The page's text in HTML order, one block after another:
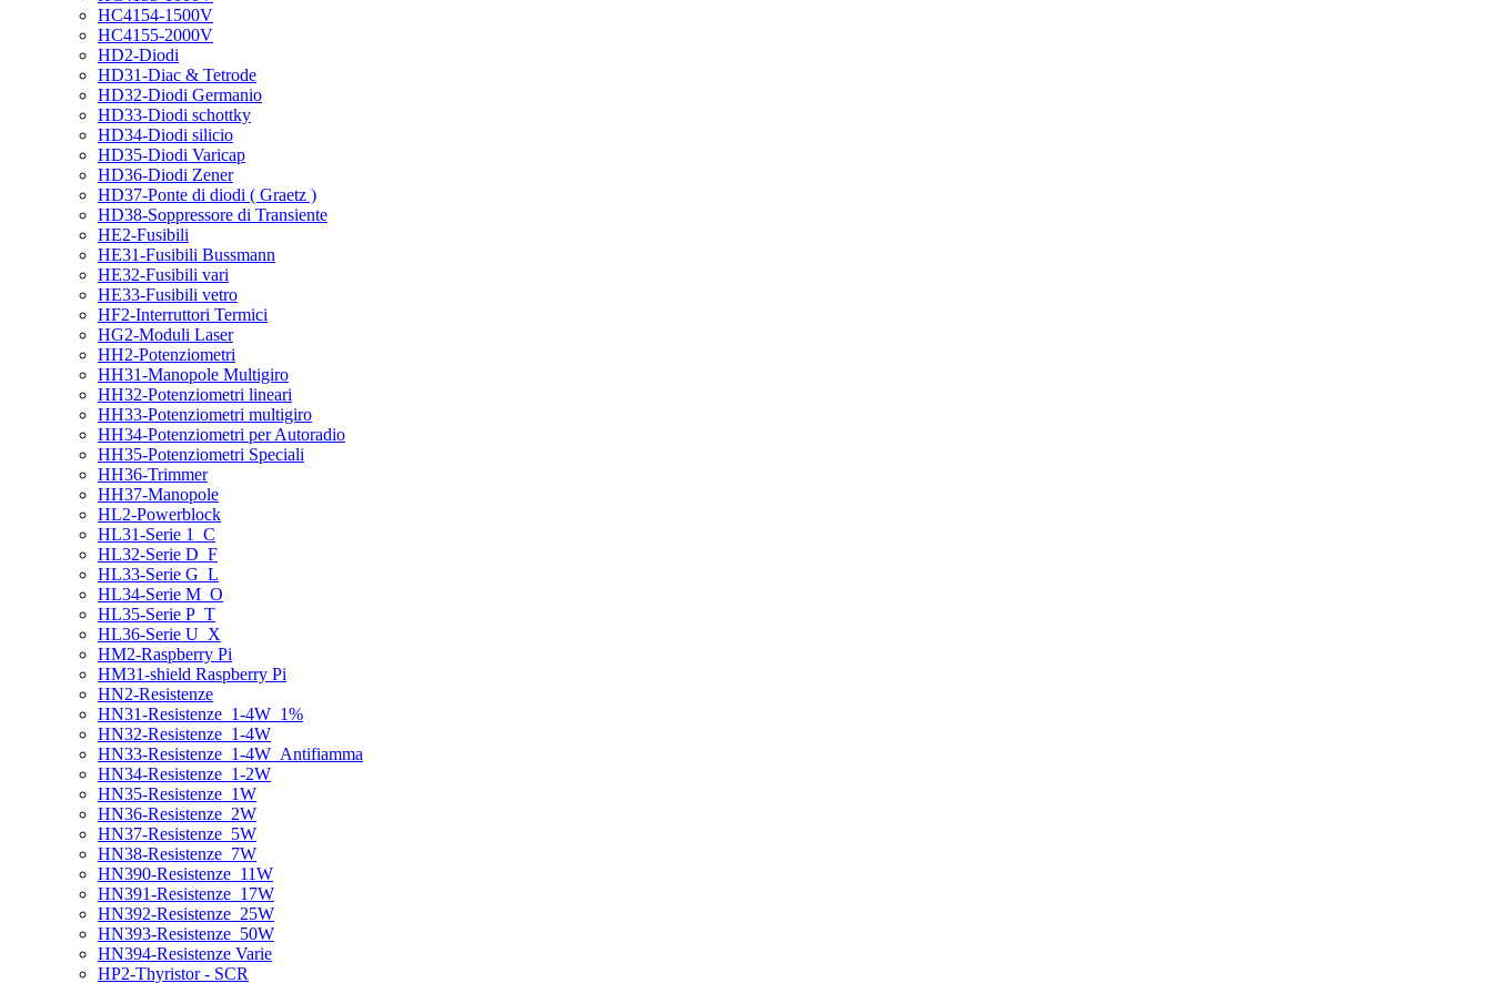
HC4154-1500V
HC4155-2000V
HD2-Diodi
HD31-Diac & Tetrode
HD32-Diodi Germanio
HD33-Diodi schottky
HD34-Diodi silicio
HD35-Diodi Varicap
HD36-Diodi Zener
HD37-Ponte di diodi ( Graetz )
HD38-Soppressore di Transiente
HE2-Fusibili
HE31-Fusibili Bussmann
HE32-Fusibili vari
HE33-Fusibili vetro
HF2-Interruttori Termici
HG2-Moduli Laser
HH2-Potenziometri
HH31-Manopole Multigiro
HH32-Potenziometri lineari
HH33-Potenziometri multigiro
HH34-Potenziometri per Autoradio
HH35-Potenziometri Speciali
HH36-Trimmer
HH37-Manopole
HL2-Powerblock
HL31-Serie 1_C
HL32-Serie D_F
HL33-Serie G_L
HL34-Serie M_O
HL35-Serie P_T
HL36-Serie U_X
HM2-Raspberry Pi
HM31-shield Raspberry Pi
HN2-Resistenze
HN31-Resistenze_1-4W_1%
HN32-Resistenze_1-4W
HN33-Resistenze_1-4W_Antifiamma
HN34-Resistenze_1-2W
HN35-Resistenze_1W
HN36-Resistenze_2W
HN37-Resistenze_5W
HN38-Resistenze_7W
HN390-Resistenze_11W
HN391-Resistenze_17W
HN392-Resistenze_25W
HN393-Resistenze_50W
HN394-Resistenze Varie
HP2-Thyristor - SCR